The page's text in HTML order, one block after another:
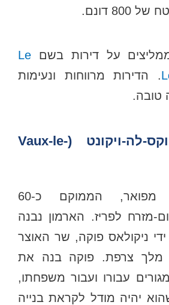
דונם.
על דירות בשם Le
. הדירות מרווחות ונעימות
טובה.
שאטו דה ווקס-לה-ויקונט (Vaux-le-
ארמון בארוק מפואר, הממוקם כ-60
מזרח לפריז. הארמון נבנה
ה-17 על ידי ניקולאס פוקה, שר האוצר
לואי ה-14, מלך צרפת. פוקה בנה את
עבורו ועבור משפחתו,
יהיה מודל לקראת בנייה